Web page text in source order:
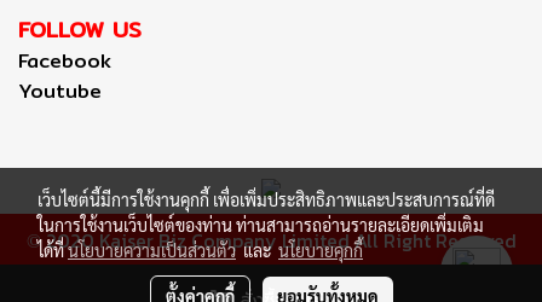
FOLLOW US
Facebook
Youtube
©2020 Kaiser Biz Company Limited All Right Reserved
ผู้เข้าชมวันนี้ 1
เว็บไซต์นี้มีการใช้งานคุกกี้ เพื่อเพิ่มประสิทธิภาพและประสบการณ์ที่ดี
ในการใช้งานเว็บไซต์ของท่าน ท่านสามารถอ่านรายละเอียดเพิ่มเติม
ได้ที่นโยบายความเป็นส่วนตัวและนโยบายคุกกี้
ตั้งค่าคุกกี้ ยอมรับทั้งหมด